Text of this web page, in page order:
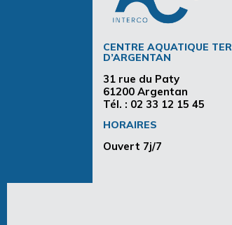
CENTRE AQUATIQUE
D’ARGENTAN
31 rue du Paty
61200 Argentan
Tél. : 02 33 12 15 45
HORAIRES
Ouvert 7j/7